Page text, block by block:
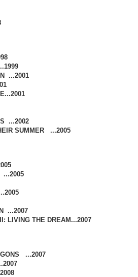
...2001
...2002
SUMMER ...2005
...2005
...2007
LIVING THE DREAM...2007
...2007